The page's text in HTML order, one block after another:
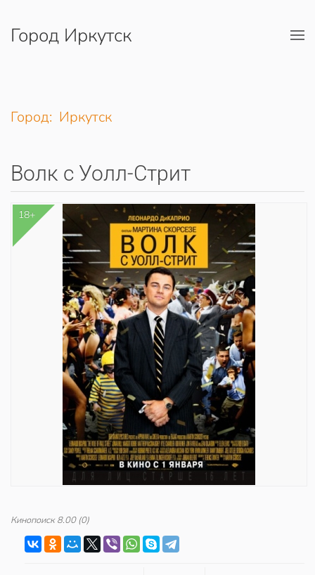
Перейти к содержимому
Город Иркутск
Город: Иркутск
Волк с Уолл-Стрит
18+
Кинопоиск 8.00(0)